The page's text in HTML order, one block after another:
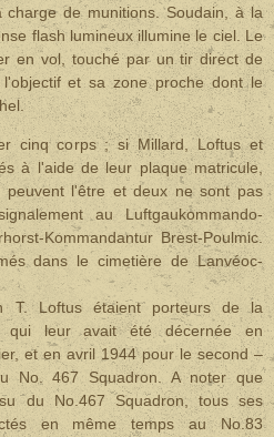
de munitions. Soudain, à la
flash lumineux illumine le ciel. Le
en vol, touché par un tir direct de
et sa zone proche dont le
cinq corps ; si Millard, Loftus et
à l'aide de leur plaque matricule,
l'être et deux ne sont pas
au Luftgaukommando-
Kommandantur Brest-Poulmic.
dans le cimetière de Lanvéoc-
T. Loftus étaient porteurs de la
qui leur avait été décernée en
et en avril 1944 pour le second –
No. 467 Squadron. A noter que
du No.467 Squadron, tous ses
en même temps au No.83